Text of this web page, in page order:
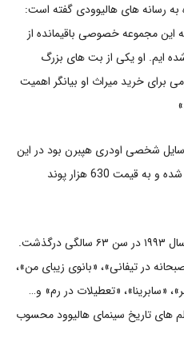
به رسانه های هالیوودی گفته است:
این مجموعه خصوصی باقیمانده از
ایم. او یکی از بت های بزرگ
برای خرید میراث او بیانگر اهمیت
وسایل شخصی اودری هپبرن بود در این
حراجی هفت برابر قیمت پیش بینی شده و به قیمت 630 هزار پوند
آدری هپبورن هنرپیشه انگلیسی در سال ۱۹۹۳ در سن ۶۳ سالگی درگذشت.
در تیفانی»، «بانوی زیبای من»،
«سابرینا»، «تعطیلات در رم» و…
های تاریخ سینمای هالیوود محسوب